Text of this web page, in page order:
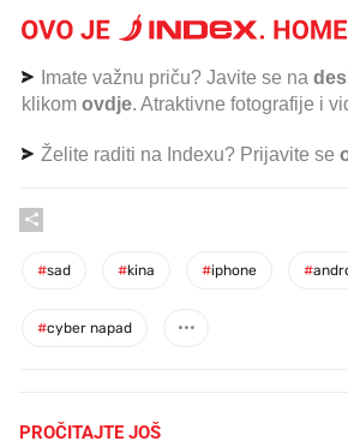
Imate važnu priču? Javite se na
klikom ovdje. Atraktivne fotografije i
Želite raditi na Indexu? Prijavite se
#sad #kina #iphone #
#cyber napad
PROČITAJTE JOŠ